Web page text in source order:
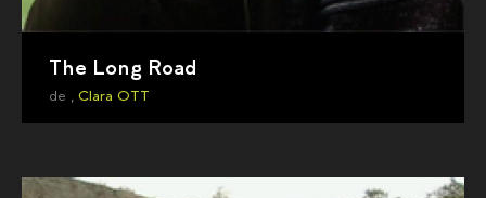
The Long Road
de , Clara OTT